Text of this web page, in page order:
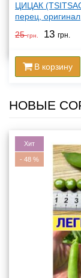
ЦИЦАК
перец,
25грн. 13 грн.
В корзину
НОВЫЕ
Хит
-48%